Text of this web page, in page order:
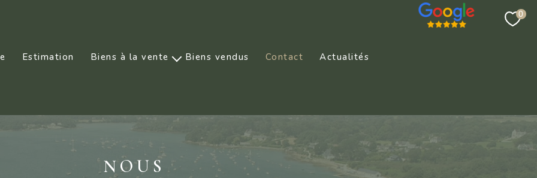
0
Estimation Biens à la vente Biens vendus Contact Actualités
NOUS